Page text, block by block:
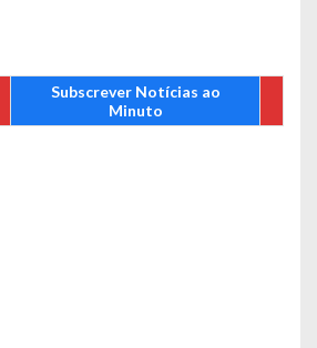
Subscrever Notícias ao
Minuto